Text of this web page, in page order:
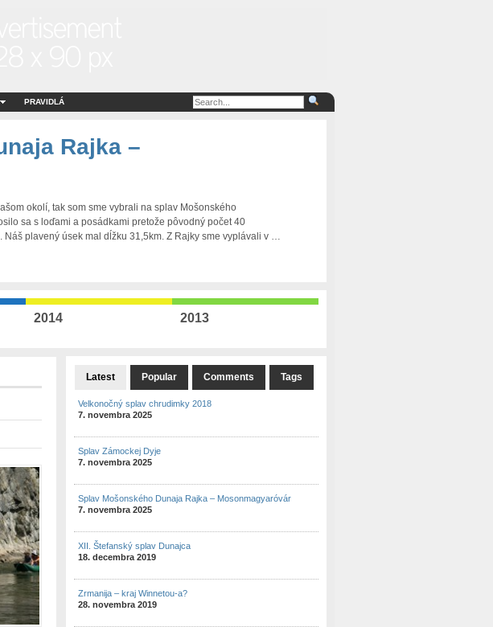
PRAVIDLÁ
Rajka –
okolí, tak som sme vybrali na splav Mošonského
sa s loďami a posádkami pretože pôvodný počet 40
plavený úsek mal dĺžku 31,5km. Z Rajky sme vyplávali v …
2014 2013
Latest Popular Comments Tags
Velkonočný splav chrudimky 2018
7. novembra 2025
Splav Zámockej Dyje
7. novembra 2025
Splav Mošonského Dunaja Rajka – Mosonmagyaróvár
7. novembra 2025
XII. Štefanský splav Dunajca
18. decembra 2019
Zrmanija – kraj Winnetou-a?
28. novembra 2019